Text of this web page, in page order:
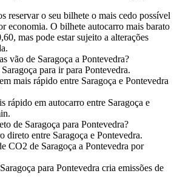
reservar o seu bilhete o mais cedo possível
economia. O bilhete autocarro mais barato
mas pode estar sujeito a alterações
vão de Saragoça a Pontevedra?
para ir para Pontevedra.
mais rápido entre Saragoça e Pontevedra
rápido em autocarro entre Saragoça e
de Saragoça para Pontevedra?
direto entre Saragoça e Pontevedra.
CO2 de Saragoça a Pontevedra por
para Pontevedra cria emissões de